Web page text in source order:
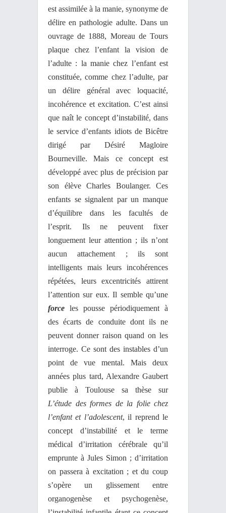
est assimilée à la manie, synonyme de
délire en pathologie adulte. Dans un
ouvrage de 1888, Moreau de Tours
plaque chez l’enfant la vision de
l’adulte : la manie chez l’enfant est
constituée, comme chez l’adulte, par
un délire général avec loquacité,
incohérence et excitation. C’est ainsi
que naît le concept d’instabilité, dans
le service d’enfants idiots de Bicêtre
dirigé par Désiré Magloire
Bourneville. Mais ce concept est
développé avec plus de précision par
son élève Charles Boulanger. Ces
enfants se signalent par un manque
d’équilibre dans les facultés de
l’esprit. Ils ne peuvent fixer
longuement leur attention ; ils n’ont
aucun attachement ; ils sont
intelligents mais leurs incohérences
répétées, leurs excentricités attirent
l’attention sur eux. Il semble qu’une
force les pousse périodiquement à
des écarts de conduite dont ils ne
peuvent donner raison quand on les
interroge. Ce sont des instables d’un
point de vue mental. Mais deux
années plus tard, Alexandre Gaubert
publie à Toulouse sa thèse sur
L’étude des formes de la folie chez
l’enfant et l’adolescent, il reprend le
concept d’instabilité et le terme
médical d’irritation cérébrale qu’il
emprunte à Jules Simon ; d’irritation
on passera à excitation ; et du coup
s’opère un glissement entre
organogenèse et psychogenèse,